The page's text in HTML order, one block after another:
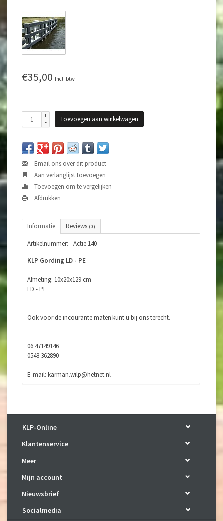
€35,00 Incl. btw
+
-
Toevoegen aan winkelwagen
Email ons over dit product
Aan verlanglijst toevoegen
Toevoegen om te vergelijken
Afdrukken
Informatie Reviews (0)
Artikelnummer:
Actie 140
KLP Gording LD - PE
Afmeting: 10x20x129 cm
LD - PE
Ook voor de incourante maten kunt u bij ons terecht.
06 47149146
0548 362890
E-mail: karman.wilp@hetnet.nl
KLP-Online
Klantenservice
Meer
Mijn account
Nieuwsbrief
Socialmedia